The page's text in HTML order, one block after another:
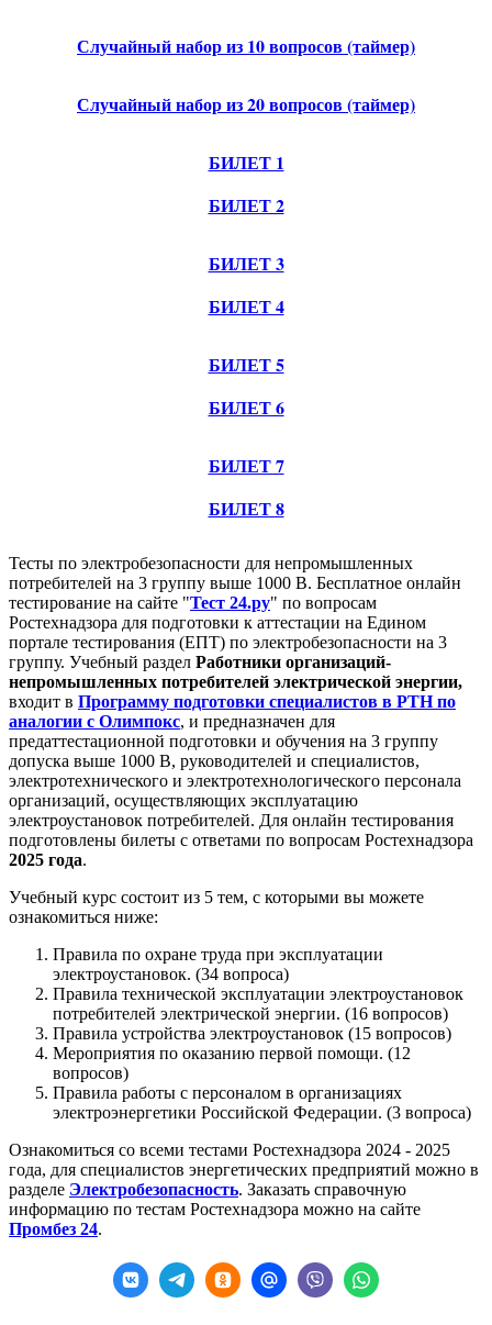
Случайный набор из 10 вопросов (таймер)
Случайный набор из 20 вопросов (таймер)
БИЛЕТ 1
БИЛЕТ 2
БИЛЕТ 3
БИЛЕТ 4
БИЛЕТ 5
БИЛЕТ 6
БИЛЕТ 7
БИЛЕТ 8
Тесты по электробезопасности для непромышленных
потребителей на 3 группу выше 1000 В. Бесплатное онлайн
тестирование на сайте "Тест 24.ру" по вопросам
Ростехнадзора для подготовки к аттестации на Едином
портале тестирования (ЕПТ) по электробезопасности на 3
группу. Учебный раздел Работники организаций-
непромышленных потребителей электрической энергии,
входит в Программу подготовки специалистов в РТН по
аналогии с Олимпокс, и предназначен для
предаттестационной подготовки и обучения на 3 группу
допуска выше 1000 В, руководителей и специалистов,
электротехнического и электротехнологического персонала
организаций, осуществляющих эксплуатацию
электроустановок потребителей. Для онлайн тестирования
подготовлены билеты с ответами по вопросам Ростехнадзора
2025 года.
Учебный курс состоит из 5 тем, с которыми вы можете
ознакомиться ниже:
Правила по охране труда при эксплуатации
электроустановок. (34 вопроса)
Правила технической эксплуатации электроустановок
потребителей электрической энергии. (16 вопросов)
Правила устройства электроустановок (15 вопросов)
Мероприятия по оказанию первой помощи. (12
вопросов)
Правила работы с персоналом в организациях
электроэнергетики Российской Федерации. (3 вопроса)
Ознакомиться со всеми тестами Ростехнадзора 2024 - 2025
года, для специалистов энергетических предприятий можно в
разделе Электробезопасность. Заказать справочную
информацию по тестам Ростехнадзора можно на сайте
Промбез 24.